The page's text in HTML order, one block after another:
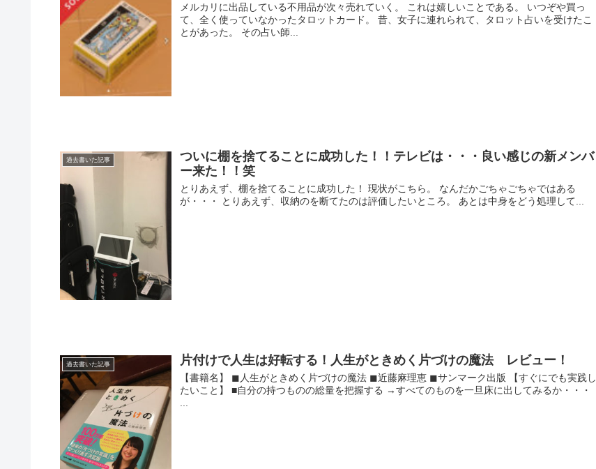
メルカリに出品している不用品が次々売れていく。 これは嬉しいことである。 いつぞや買っ
て、全く使っていなかったタロットカード。 昔、女子に連れられて、タロット占いを受けたこ
とがあった。 その占い師...
過去書いた記事
ついに棚を捨てることに成功した！！テレビは・・・良い感じの新メンバ
ー来た！！笑
とりあえず、棚を捨てることに成功した！ 現状がこちら。 なんだかごちゃごちゃではある
が・・・ とりあえず、収納のを断てたのは評価したいところ。 あとは中身をどう処理して...
過去書いた記事 片付けで人生は好転する！人生がときめく片づけの魔法 レビュー！
【書籍名】 ◼︎人生がときめく片づけの魔法 ◼︎近藤麻理恵 ◼︎サンマーク出版 【すぐにでも実践し
たいこと】 ■自分の持つものの総量を把握する →すべてのものを一旦床に出してみるか・・・